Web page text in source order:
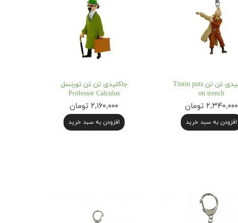
جاکلیدی تن تن Tintin puts
on trench
۲,۳۴۰,۰۰۰ تومان
افزودن به سبد خرید
جاکلیدی تن تن تورنسل
Professor Calculus
۲,۱۶۰,۰۰۰ تومان
افزودن به سبد خرید